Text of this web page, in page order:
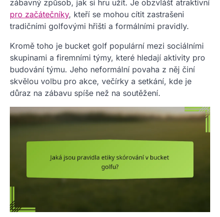
zábavný způsob, jak si hru užít. Je obzvlášť atraktivní
pro začátečníky, kteří se mohou cítit zastrašeni
tradičními golfovými hřišti a formálními pravidly.
Kromě toho je bucket golf populární mezi sociálními
skupinami a firemními týmy, které hledají aktivity pro
budování týmu. Jeho neformální povaha z něj činí
skvělou volbu pro akce, večírky a setkání, kde je
důraz na zábavu spíše než na soutěžení.